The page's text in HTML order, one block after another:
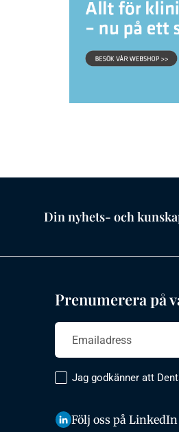
Din nyhets- och
Prenumerera på
Jag godkänner att
Följ oss på LinkedIn